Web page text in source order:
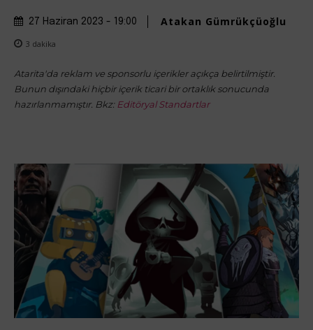
27 Haziran 2023 - 19:00 Atakan Gümrükçüoğlu
3 dakika
Atarita'da reklam ve sponsorlu içerikler açıkça belirtilmiştir.
Bunun dışındaki hiçbir içerik ticari bir ortaklık sonucunda
hazırlanmamıştır. Bkz: Editöryal Standartlar